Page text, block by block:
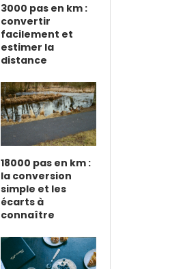
3000 pas en km :
convertir
facilement et
estimer la
distance
18000 pas en km :
la conversion
simple et les
écarts à
connaître